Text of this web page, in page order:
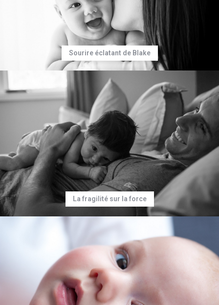
Sourire éclatant de Blake
La fragilité sur la force